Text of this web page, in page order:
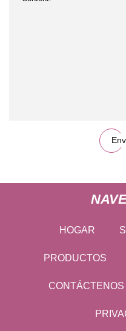
HOGAR
PRODUCTOS
CONTÁCTENOS